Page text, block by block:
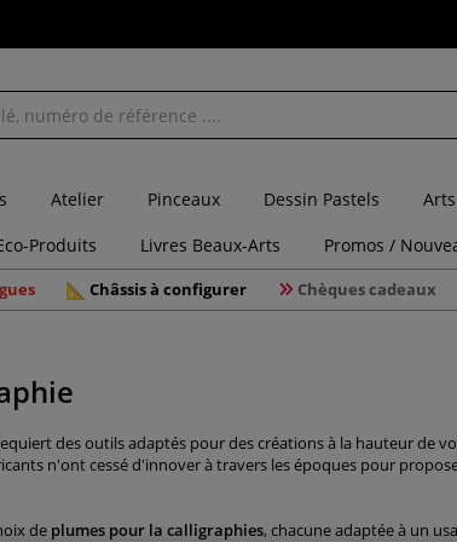
Atelier Pinceaux Dessin Pastels
Produits Livres Beaux-Arts Promos /
Châssis à configurer Chèques cadeaux
des outils adaptés pour des créations à la hauteur de
n'ont cessé d'innover à travers les époques pour
de plumes pour la calligraphies, chacune adaptée à un